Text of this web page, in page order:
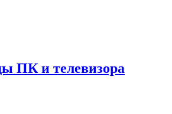
ПК и телевизора